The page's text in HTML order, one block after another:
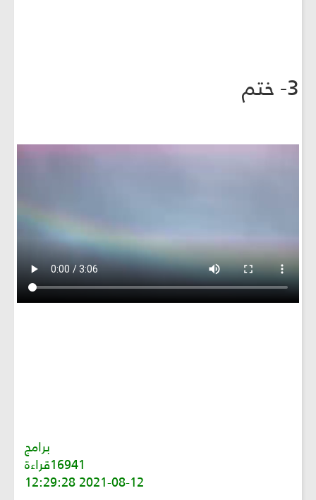
3- ختم
برامج
16941قراءة
2021-08-12 12:29:28